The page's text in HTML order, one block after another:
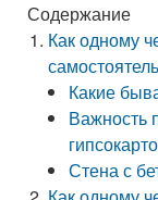
Содержание
Как одному
Какие
Важность
Стена с